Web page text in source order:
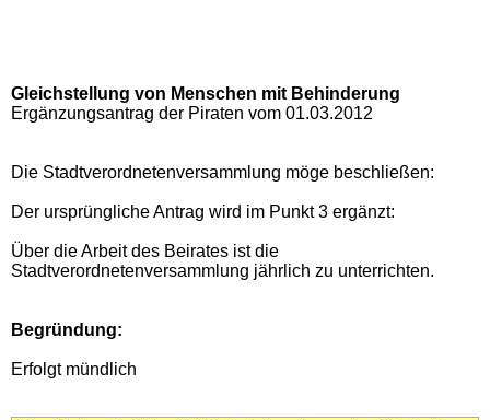
Gleichstellung von Menschen mit Behinderung
Ergänzungsantrag der Piraten vom 01.03.2012
Die Stadtverordnetenversammlung möge beschließen:
Der ursprüngliche Antrag wird im Punkt 3 ergänzt:
Über die Arbeit des Beirates ist die
Stadtverordnetenversammlung jährlich zu unterrichten.
Begründung:
Erfolgt mündlich